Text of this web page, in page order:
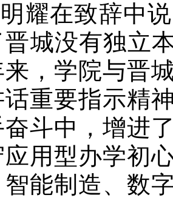
耀在致辞中
晋城没有独立
来，学院与晋
重要指示精
斗中，增进
应用型办学初
智能制造、数